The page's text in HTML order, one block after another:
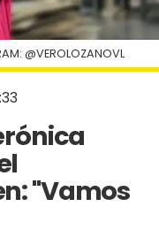
"Vamos
@VEROLOZANOVL